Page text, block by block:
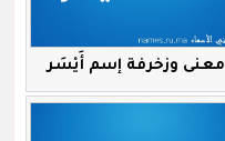
معنى وزخرفة إسم أَيْسَر